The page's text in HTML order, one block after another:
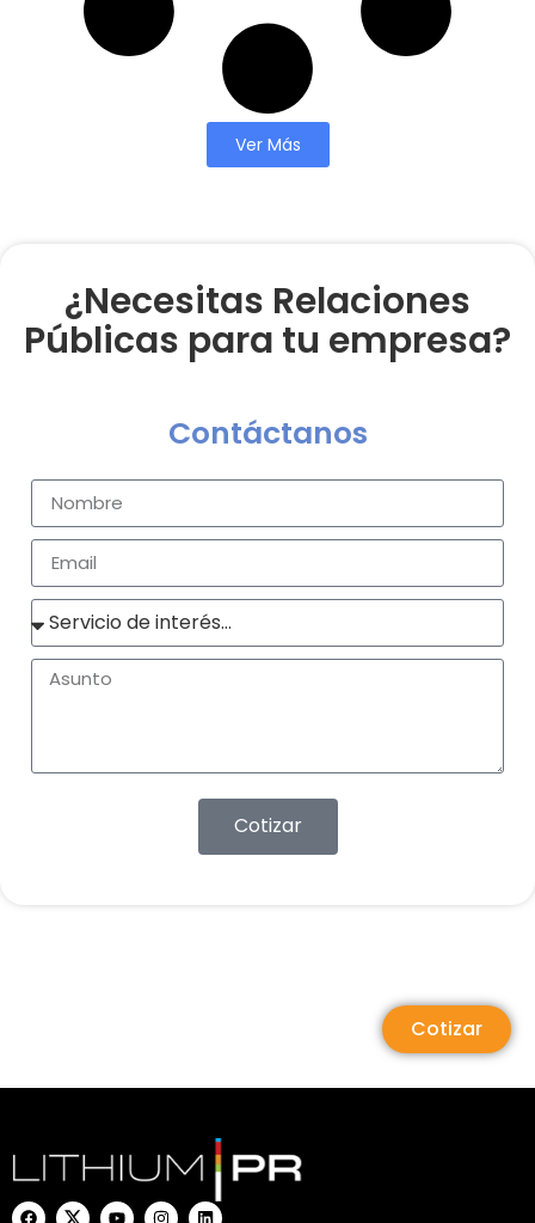
Ver Más
¿Necesitas Relaciones
Públicas para tu empresa?
Contáctanos
Cotizar
Cotizar